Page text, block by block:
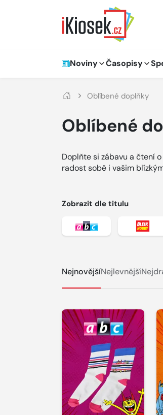
Hlavní navigace
Noviny Časopisy
Oblíbené doplňky
Oblíbené
Doplňte si zábavu a čtení
radost sobě i vašim
Zobrazit dle titulu
Zobrazit detail titulu
NejnovějšíNejlevnější